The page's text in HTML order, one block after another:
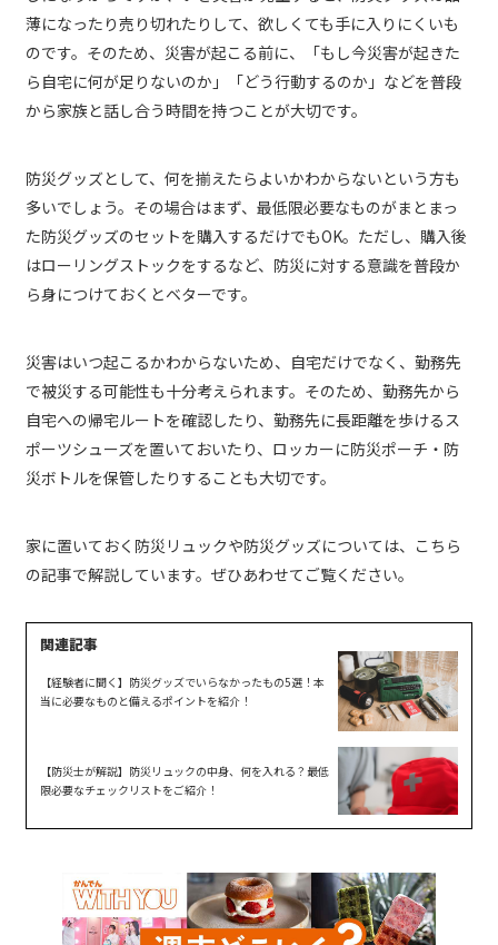
薄になったり売り切れたりして、欲しくても手に入りにくいも
のです。そのため、災害が起こる前に、「もし今災害が起きた
ら自宅に何が足りないのか」「どう行動するのか」などを普段
から家族と話し合う時間を持つことが大切です。
防災グッズとして、何を揃えたらよいかわからないという方も
多いでしょう。その場合はまず、最低限必要なものがまとまっ
た防災グッズのセットを購入するだけでもOK。ただし、購入後
はローリングストックをするなど、防災に対する意識を普段か
ら身につけておくとベターです。
災害はいつ起こるかわからないため、自宅だけでなく、勤務先
で被災する可能性も十分考えられます。そのため、勤務先から
自宅への帰宅ルートを確認したり、勤務先に長距離を歩けるス
ポーツシューズを置いておいたり、ロッカーに防災ポーチ・防
災ボトルを保管したりすることも大切です。
家に置いておく防災リュックや防災グッズについては、こちら
の記事で解説しています。ぜひあわせてご覧ください。
【経験者に聞く】防災グッズでいらなかったもの5選！本
当に必要なものと備えるポイントを紹介！
【防災士が解説】防災リュックの中身、何を入れる？最低
限必要なチェックリストをご紹介！